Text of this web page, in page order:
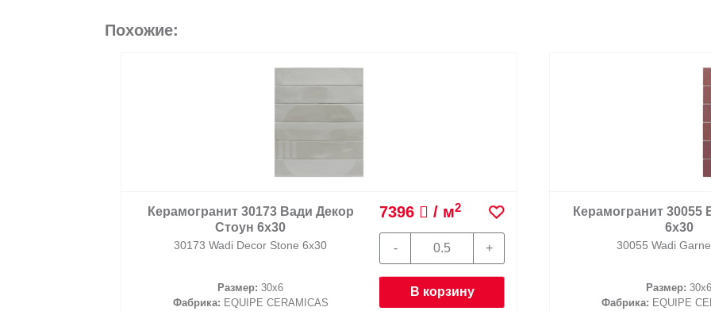
Похожие:
Керамогранит 30173 Вади Декор
Стоун 6х30
30173 Wadi Decor Stone 6х30
Размер: 30x6
Фабрика: EQUIPE CERAMICAS
7396 / м2
В корзину
Керамогранит 30055
6х30
30055 Wadi
Размер: 30x6
Фабрика: EQUIPE